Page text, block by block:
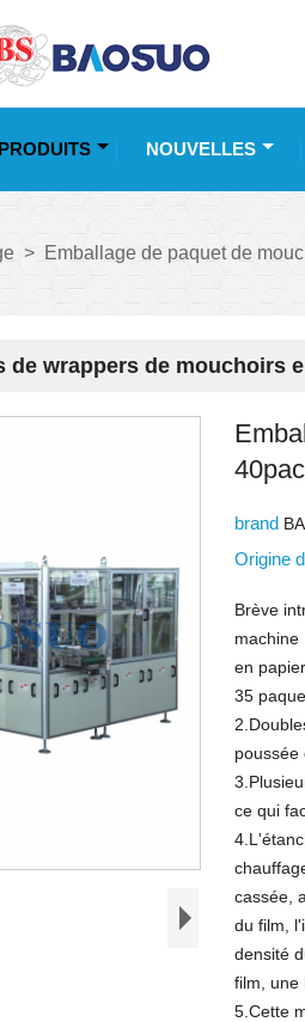
NOUVELLES
> Emballage de paquet de
de wrappers de mouchoirs
brand
Origine
Brève
machine
en
35
poussée
ce qui
cassée,
du film,
densité
film, une
5.Cette